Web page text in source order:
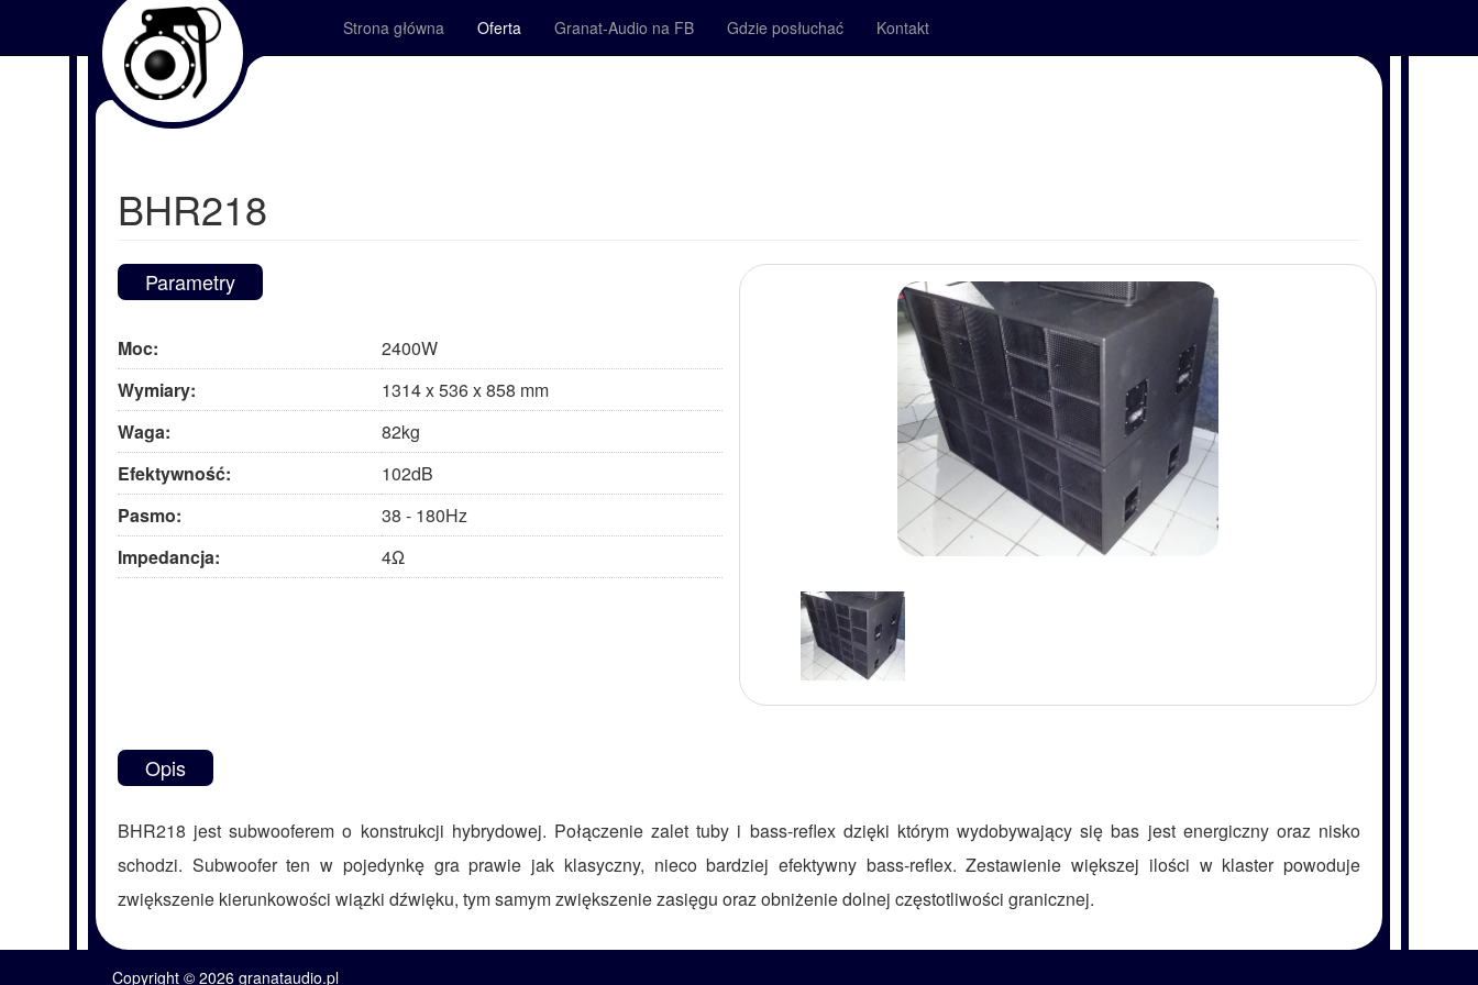
Strona główna Oferta Granat-Audio na FB Gdzie posłuchać Kontakt
BHR218
Parametry
Moc:
2400W
Wymiary:
1314 x 536 x 858 mm
Waga:
82kg
Efektywność:
102dB
Pasmo:
38 - 180Hz
Impedancja:
4Ω
Opis
BHR218 jest subwooferem o konstrukcji hybrydowej. Połączenie zalet tuby i bass-reflex dzięki którym wydobywający się bas jest energiczny oraz nisko
schodzi. Subwoofer ten w pojedynkę gra prawie jak klasyczny, nieco bardziej efektywny bass-reflex. Zestawienie większej ilości w klaster powoduje
zwiększenie kierunkowości wiązki dźwięku, tym samym zwiększenie zasięgu oraz obniżenie dolnej częstotliwości granicznej.
Copyright © 2026 granataudio.pl